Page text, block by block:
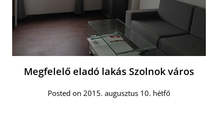
Megfelelő eladó lakás Szolnok város
Posted on 2015. augusztus 10. hétfő